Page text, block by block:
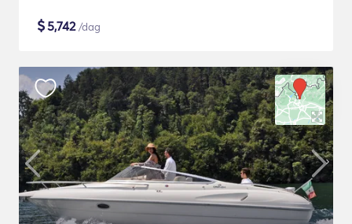
$5,742/dag